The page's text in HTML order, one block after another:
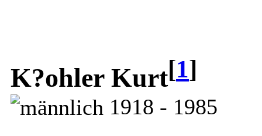
K?ohler Kurt[1]
1918 - 1985